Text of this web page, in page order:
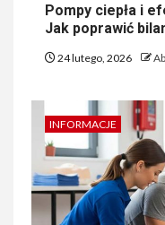
Pompy ciepła i
Jak poprawić
24 lutego, 2026
INFORMACJE